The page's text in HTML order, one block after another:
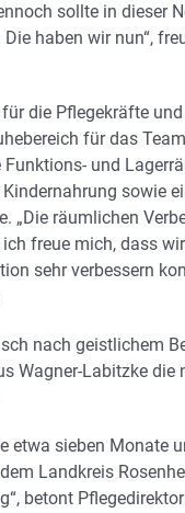
sollte in dieser
haben wir nun“,
die Pflegekräfte
für das
und
sowie
„Die räumlichen
freue mich, dass
sehr verbessern
nach geistlichem
Wagner-Labitzke
etwa sieben Monate
Landkreis
betont